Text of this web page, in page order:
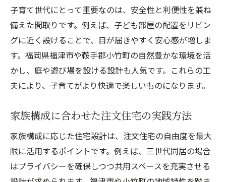
子育て世代にとって重要なのは、安全性と利便性を兼ね
備えた間取りです。例えば、子ども部屋の配置をリビン
グに近く設けることで、目が届きやすく安心感が増しま
す。福岡県福津市や鞍手郡小竹町の自然豊かな環境を活
かし、庭や遊び場を設ける設計も人気です。これらの工
夫により、子育てがより快適で楽しいものになります。
家族構成に合わせた注文住宅の実践方法
家族構成に応じた住宅設計は、注文住宅の自由度を最大
限に活用するポイントです。例えば、三世代同居の場合
はプライバシーを確保しつつ共用スペースを充実させる